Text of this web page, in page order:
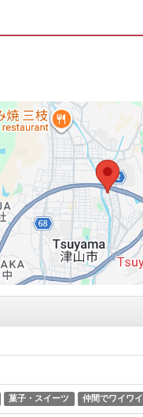
菓子・スイーツ 仲間でワイワイ